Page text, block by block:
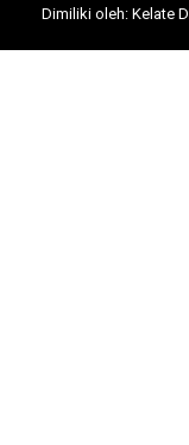
Dimiliki oleh: Kelate